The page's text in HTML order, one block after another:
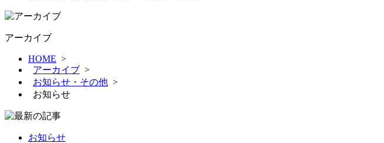
アーカイブ
HOME >
アーカイブ >
お知らせ・その他 >
お知らせ
お知らせ